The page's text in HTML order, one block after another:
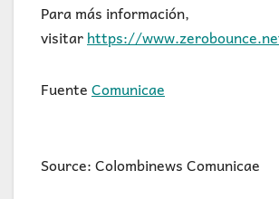
Para más información,
visitarhttps://
FuenteComunicae
Source: Colombinews Comunicae